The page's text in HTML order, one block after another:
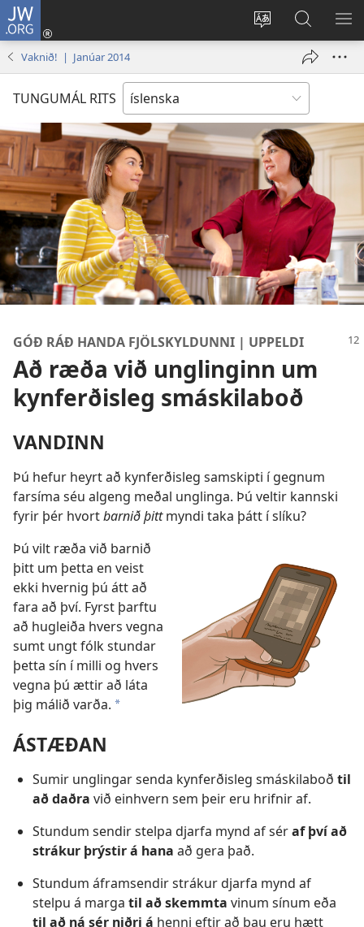
JW.ORG
Tungumál
Innskrá
(opnast
glugga)
Leit
á
JW.ORG
Vaknið! | Janúar 2014
TUNGUMÁL RITS
GÓÐ RÁÐ HANDA FJÖLSKYLDUNNI | UPPELDI
Að ræða við unglinginn um
kynferðisleg smáskilaboð
VANDINN
Þú hefur heyrt að kynferðisleg samskipti í gegnum
farsíma séu algeng meðal unglinga. Þú veltir kannski
fyrir þér hvortbarnið þittmyndi taka þátt í slíku?
Þú vilt ræða við barnið
þitt um þetta en veist
ekki hvernig þú átt að
fara að því. Fyrst þarftu
að hugleiða hvers vegna
sumt ungt fólk stundar
þetta sín í milli og hvers
vegna þú ættir að láta
þig málið varða. *
ÁSTÆÐAN
Sumir unglingar senda kynferðisleg smáskilaboð til
að daðra við einhvern sem þeir eru hrifnir af.
Stundum sendir stelpa djarfa mynd af séraf því að
strákur þrýstir á hana að gera það.
Stundum áframsendir strákur djarfa mynd af
stelpu á marga til að skemmta vinum sínum eða
til að ná sér niðri á henni eftir að þau eru hætt